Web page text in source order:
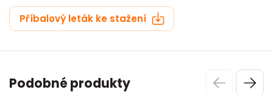
Příbalový leták ke stažení
Podobné produkty